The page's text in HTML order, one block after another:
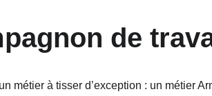
de
métier à tisser d’exception : un métier